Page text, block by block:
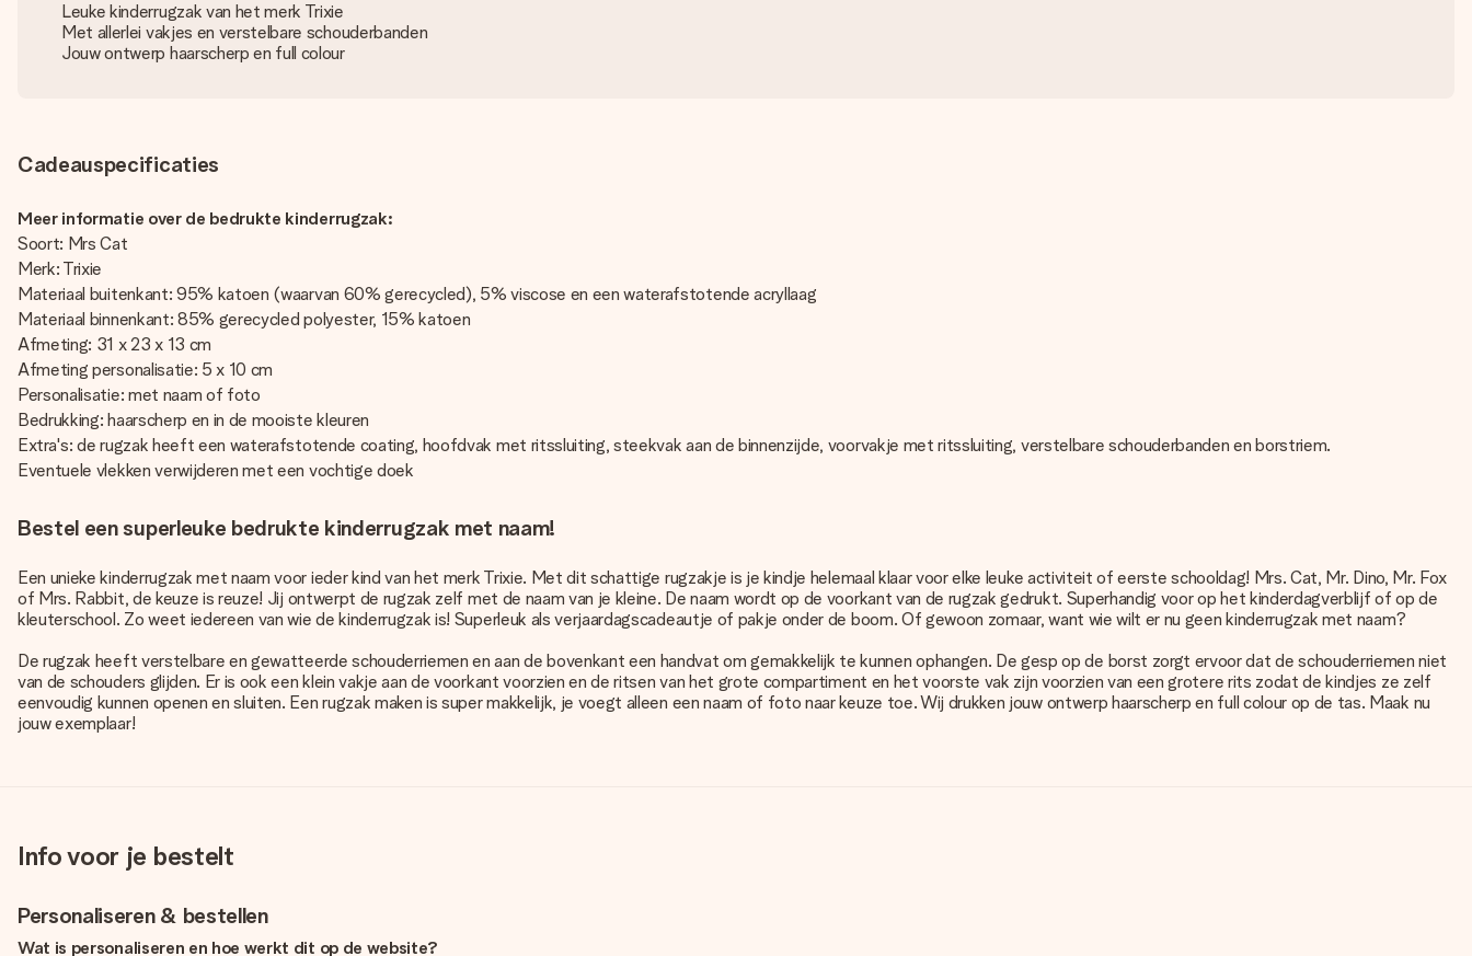
Leuke kinderrugzak van het merk Trixie
Met allerlei vakjes en verstelbare schouderbanden
Jouw ontwerp haarscherp en full colour
Cadeauspecificaties
Meer informatie over de bedrukte kinderrugzak:
Soort: Mrs Cat
Merk: Trixie
Materiaal buitenkant: 95% katoen (waarvan 60% gerecycled), 5% viscose en een waterafstotende acryllaag
Materiaal binnenkant: 85% gerecycled polyester, 15% katoen
Afmeting: 31 x 23 x 13 cm
Afmeting personalisatie: 5 x 10 cm
Personalisatie: met naam of foto
Bedrukking: haarscherp en in de mooiste kleuren
Extra's: de rugzak heeft een waterafstotende coating, hoofdvak met ritssluiting, steekvak aan de binnenzijde, voorvakje met ritssluiting, verstelbare schouderbanden en borstriem.
Eventuele vlekken verwijderen met een vochtige doek
Bestel een superleuke bedrukte kinderrugzak met naam!
Een unieke kinderrugzak met naam voor ieder kind van het merk Trixie. Met dit schattige rugzakje is je kindje helemaal klaar voor elke leuke activiteit of eerste schooldag! Mrs. Cat, Mr. Dino, Mr. Fox
of Mrs. Rabbit, de keuze is reuze! Jij ontwerpt de rugzak zelf met de naam van je kleine. De naam wordt op de voorkant van de rugzak gedrukt. Superhandig voor op het kinderdagverblijf of op de
kleuterschool. Zo weet iedereen van wie de kinderrugzak is! Superleuk als verjaardagscadeautje of pakje onder de boom. Of gewoon zomaar, want wie wilt er nu geen kinderrugzak met naam?
De rugzak heeft verstelbare en gewatteerde schouderriemen en aan de bovenkant een handvat om gemakkelijk te kunnen ophangen. De gesp op de borst zorgt ervoor dat de schouderriemen niet
van de schouders glijden. Er is ook een klein vakje aan de voorkant voorzien en de ritsen van het grote compartiment en het voorste vak zijn voorzien van een grotere rits zodat de kindjes ze zelf
eenvoudig kunnen openen en sluiten. Een rugzak maken is super makkelijk, je voegt alleen een naam of foto naar keuze toe. Wij drukken jouw ontwerp haarscherp en full colour op de tas. Maak nu
jouw exemplaar!
Info voor je bestelt
Personaliseren & bestellen
Wat is personaliseren en hoe werkt dit op de website?